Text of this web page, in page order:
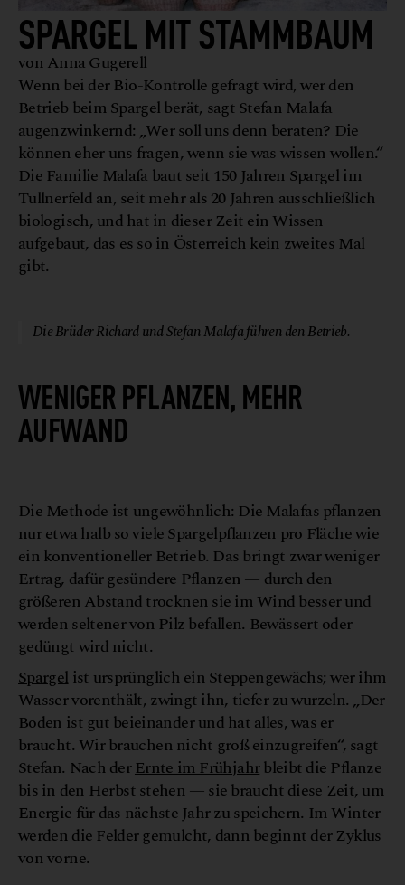
SPARGEL MIT STAMMBAUM
von Anna Gugerell
Wenn bei der Bio-Kontrolle gefragt wird, wer den
Betrieb beim Spargel berät, sagt Stefan Malafa
augenzwinkernd: „Wer soll uns denn beraten? Die
können eher uns fragen, wenn sie was wissen wollen.“
Die Familie Malafa baut seit 150 Jahren Spargel im
Tullnerfeld an, seit mehr als 20 Jahren ausschließlich
biologisch, und hat in dieser Zeit ein Wissen
aufgebaut, das es so in Österreich kein zweites Mal
gibt.
Die Brüder Richard und Stefan Malafa führen den Betrieb.
WENIGER PFLANZEN, MEHR
AUFWAND
Die Methode ist ungewöhnlich: Die Malafas pflanzen
nur etwa halb so viele Spargelpflanzen pro Fläche wie
ein konventioneller Betrieb. Das bringt zwar weniger
Ertrag, dafür gesündere Pflanzen — durch den
größeren Abstand trocknen sie im Wind besser und
werden seltener von Pilz befallen. Bewässert oder
gedüngt wird nicht.
Spargelist ursprünglich ein Steppengewächs; wer ihm
Wasser vorenthält, zwingt ihn, tiefer zu wurzeln. „Der
Boden ist gut beieinander und hat alles, was er
braucht. Wir brauchen nicht groß einzugreifen“, sagt
Stefan. Nach derErnte im Frühjahrbleibt die Pflanze
bis in den Herbst stehen — sie braucht diese Zeit, um
Energie für das nächste Jahr zu speichern. Im Winter
werden die Felder gemulcht, dann beginnt der Zyklus
von vorne.